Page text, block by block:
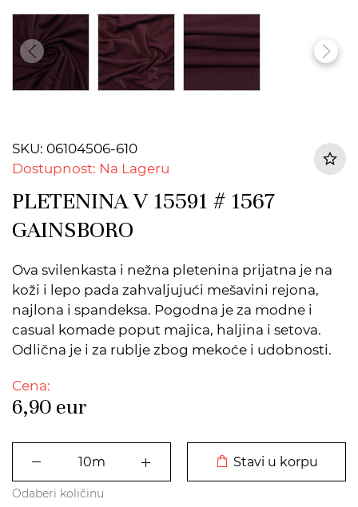
SKU: 06104506-610
Dostupnost: Na Lageru
PLETENINA V 15591 # 1567
GAINSBORO
Ova svilenkasta i nežna pletenina prijatna je na
koži i lepo pada zahvaljujući mešavini rejona,
najlona i spandeksa. Pogodna je za modne i
casual komade poput majica, haljina i setova.
Odlična je i za rublje zbog mekoće i udobnosti.
Cena:
6,90 eur
Stavi u korpu
Odaberi količinu